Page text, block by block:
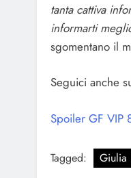
tanta cattiva
informarti
sgomentano il
Seguici anche
Spoiler GF VIP
Tagged: Giulia